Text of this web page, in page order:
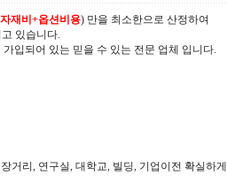
재비+옵션비용) 만을 최소한으로 산정하여
있습니다.
가입되어 있는 믿을 수 있는 전문 업체 입니다.
거리, 연구실, 대학교, 빌딩, 기업이전 확실하